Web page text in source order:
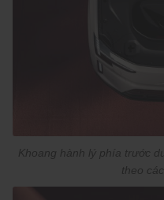
Khoang hành lý phía trước
theo